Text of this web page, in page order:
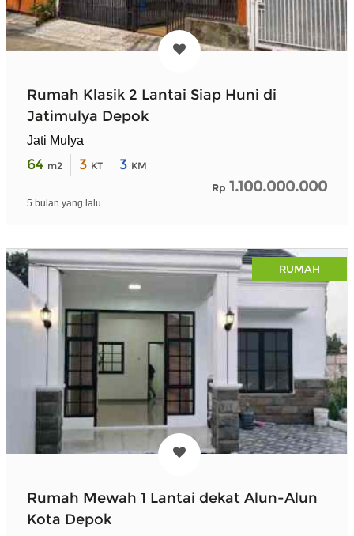
Rumah Klasik 2 Lantai Siap Huni di
Jatimulya Depok
Jati Mulya
64 m2 3 KT 3 KM
Rp 1.100.000.000
5 bulan yang lalu
RUMAH
Rumah Mewah 1 Lantai dekat Alun-Alun
Kota Depok